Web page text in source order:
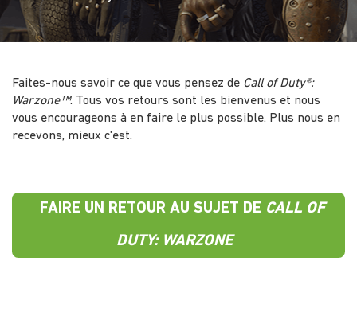
Faites-nous savoir ce que vous pensez de Call of Duty®:
Warzone™. Tous vos retours sont les bienvenus et nous
vous encourageons à en faire le plus possible. Plus nous en
recevons, mieux c'est.
FAIRE UN RETOUR AU SUJET DE CALL OF
DUTY: WARZONE